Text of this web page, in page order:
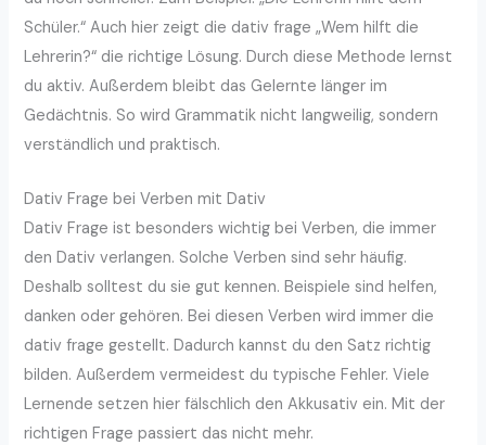
Schüler.“ Auch hier zeigt die dativ frage „Wem hilft die
Lehrerin?“ die richtige Lösung. Durch diese Methode lernst
du aktiv. Außerdem bleibt das Gelernte länger im
Gedächtnis. So wird Grammatik nicht langweilig, sondern
verständlich und praktisch.
Dativ Frage bei Verben mit Dativ
Dativ Frage ist besonders wichtig bei Verben, die immer
den Dativ verlangen. Solche Verben sind sehr häufig.
Deshalb solltest du sie gut kennen. Beispiele sind helfen,
danken oder gehören. Bei diesen Verben wird immer die
dativ frage gestellt. Dadurch kannst du den Satz richtig
bilden. Außerdem vermeidest du typische Fehler. Viele
Lernende setzen hier fälschlich den Akkusativ ein. Mit der
richtigen Frage passiert das nicht mehr.